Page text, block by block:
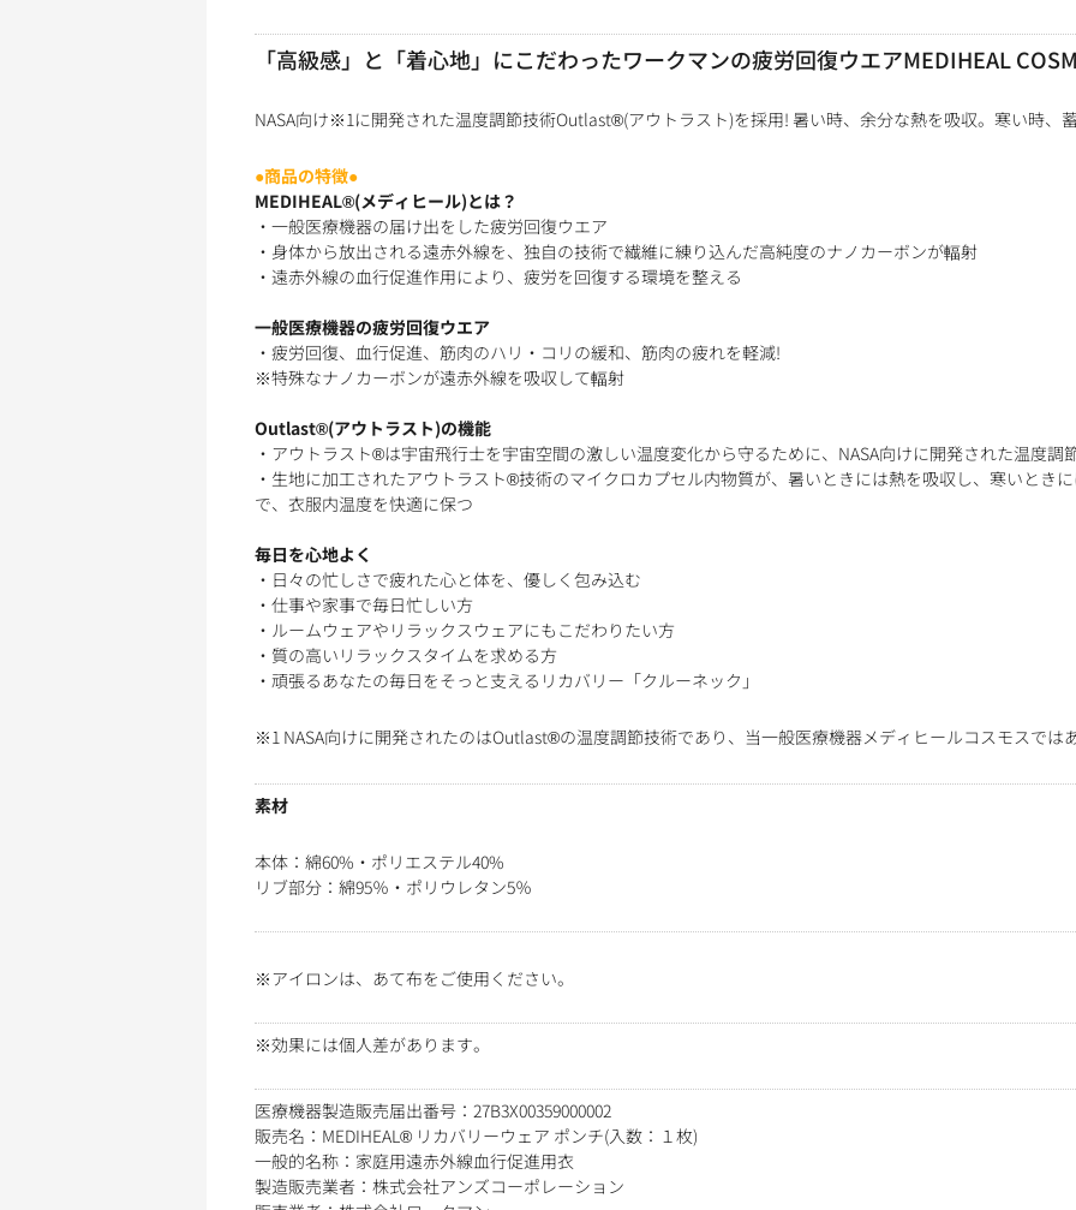
「高級感」と「着心地」にこだわったワークマンの疲労回復ウエアMEDIHEAL
NASA向け※1に開発された温度調節技術Outlast®(アウトラスト)を採用! 暑い時、余分な熱を吸収。寒い時、蓄
●商品の特徴●
MEDIHEAL®(メディヒール)とは？
・一般医療機器の届け出をした疲労回復ウエア
・身体から放出される遠赤外線を、独自の技術で繊維に練り込んだ高純度のナノカーボンが輻射
・遠赤外線の血行促進作用により、疲労を回復する環境を整える
一般医療機器の疲労回復ウエア
・疲労回復、血行促進、筋肉のハリ・コリの緩和、筋肉の疲れを軽減!
※特殊なナノカーボンが遠赤外線を吸収して輻射
Outlast®(アウトラスト)の機能
・アウトラスト®は宇宙飛行士を宇宙空間の激しい温度変化から守るために、NASA向けに開発された温度調
・生地に加工されたアウトラスト®技術のマイクロカプセル内物質が、暑いときには熱を吸収し、寒いとき
で、衣服内温度を快適に保つ
毎日を心地よく
・日々の忙しさで疲れた心と体を、優しく包み込む
・仕事や家事で毎日忙しい方
・ルームウェアやリラックスウェアにもこだわりたい方
・質の高いリラックスタイムを求める方
・頑張るあなたの毎日をそっと支えるリカバリー「クルーネック」
※1 NASA向けに開発されたのはOutlast®の温度調節技術であり、当一般医療機器メディヒールコスモスでは
素材
本体：綿60%・ポリエステル40%
リブ部分：綿95％・ポリウレタン5％
※アイロンは、あて布をご使用ください。
※効果には個人差があります。
医療機器製造販売届出番号：27B3X00359000002
販売名：MEDIHEAL® リカバリーウェア ポンチ(入数：１枚)
一般的名称：家庭用遠赤外線血行促進用衣
製造販売業者：株式会社アンズコーポレーション